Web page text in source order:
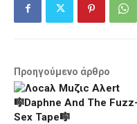
Προηγούμενο άρθρο